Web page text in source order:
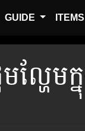
GUIDE ITEMS
មល្ហែម